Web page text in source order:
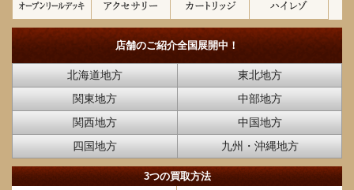
店舗のご紹介全国展開中！
北海道地方
東北地方
関東地方
中部地方
関西地方
中国地方
四国地方
九州・沖縄地方
3つの買取方法